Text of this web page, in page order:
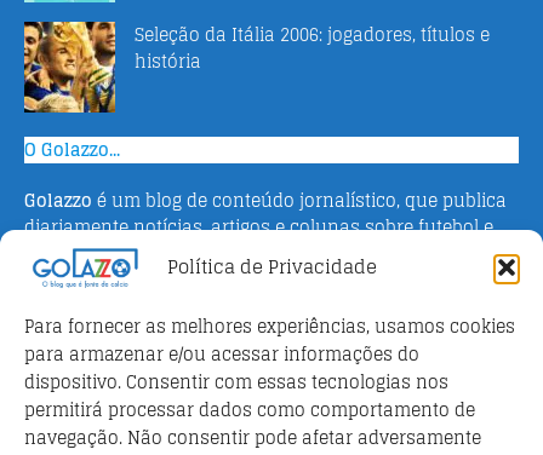
Política de Privacidade
Para fornecer as melhores experiências, usamos cookies
para armazenar e/ou acessar informações do
dispositivo. Consentir com essas tecnologias nos
permitirá processar dados como comportamento de
navegação. Não consentir pode afetar adversamente
Seleção da Itália 2006: jogadores, títulos e
história
O Golazzo...
Golazzo é um blog de conteúdo jornalístico, que publica
diariamente notícias, artigos e colunas sobre futebol e
campeonato italiano. Fundado em 2016 pelo jornalista
Adriano Bertin, o site tem como objetivo informar o
o esporte na Itália.
Parceiros
Futebol ao vivo